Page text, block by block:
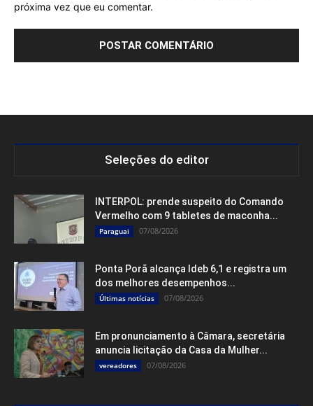
próxima vez que eu comentar.
Seleções do editor
INTERPOL: prende suspeito do Comando
Vermelho com 9 tabletes de maconha...
Paraguai 07/08/2026
Ponta Porã alcança Ideb 6,1 e registra um
dos melhores desempenhos...
Últimas notícias 07/08/2026
Em pronunciamento à Câmara, secretária
anuncia licitação da Casa da Mulher...
vereadores 07/08/2026